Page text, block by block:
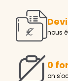
nous
0
on